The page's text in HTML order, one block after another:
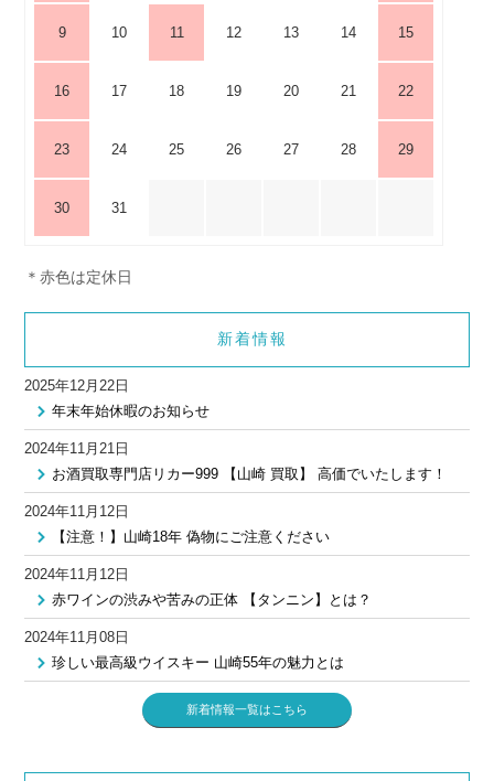
9 10 11 12 13 14 15
16 17 18 19 20 21 22
23 24 25 26 27 28 29
30 31
＊赤色は定休日
新着情報
2025年12月22日
年末年始休暇のお知らせ
2024年11月21日
お酒買取専門店リカー999 【山崎 買取】 高価でいたします！
2024年11月12日
【注意！】山崎18年 偽物にご注意ください
2024年11月12日
赤ワインの渋みや苦みの正体 【タンニン】とは？
2024年11月08日
珍しい最高級ウイスキー 山崎55年の魅力とは
新着情報一覧はこちら